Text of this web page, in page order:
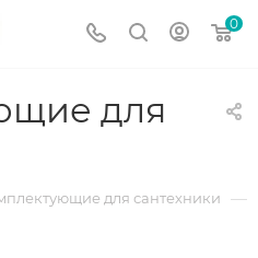
0
для
для сантехники —